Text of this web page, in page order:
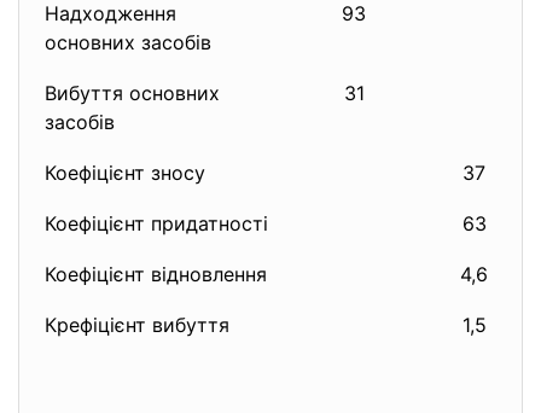
Надходження
основних засобів
93
Вибуття основних
засобів
31
Коефіцієнт зносу 37
Коефіцієнт придатності 63
Коефіцієнт відновлення 4,6
Крефіцієнт вибуття 1,5